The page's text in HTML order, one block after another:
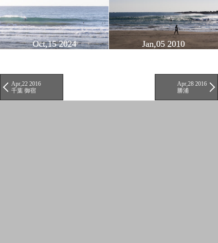
Oct,15 2024 Jan,05 2010
Apr,22 2016
千葉 御宿
Apr,28 2016
勝浦